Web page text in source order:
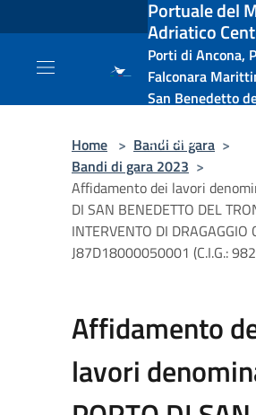
Salta al contenuto principalePortuale del
Adriatico
Porti di Ancona,
Falconara
San Benedetto
e Vasto
Home > Bandi di gara >
Bandi di gara 2023 >
Affidamento dei lavori
DI SAN BENEDETTO DEL
INTERVENTO DI DRAGAGGIO
J87D18000050001 (C.I.G.:
Affidamento
lavori